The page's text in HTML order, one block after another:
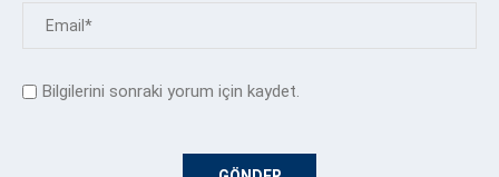
Bilgilerini sonraki yorum için kaydet.